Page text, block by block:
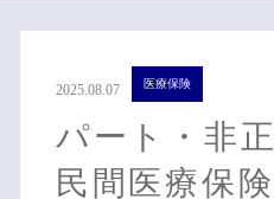
2025.08.07 医療保険
パート・非
民間医療保